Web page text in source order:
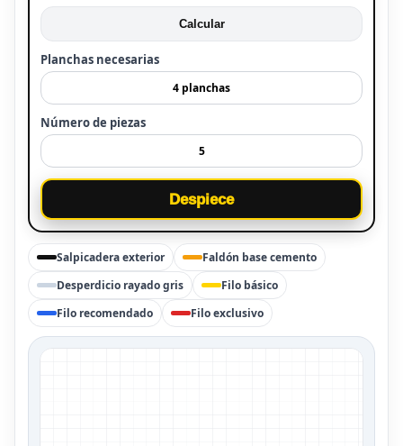
Calcular
Planchas necesarias
Número de piezas
Despiece
Salpicadera exterior
Faldón base cemento
Desperdicio rayado gris
Filo básico
Filo recomendado
Filo exclusivo